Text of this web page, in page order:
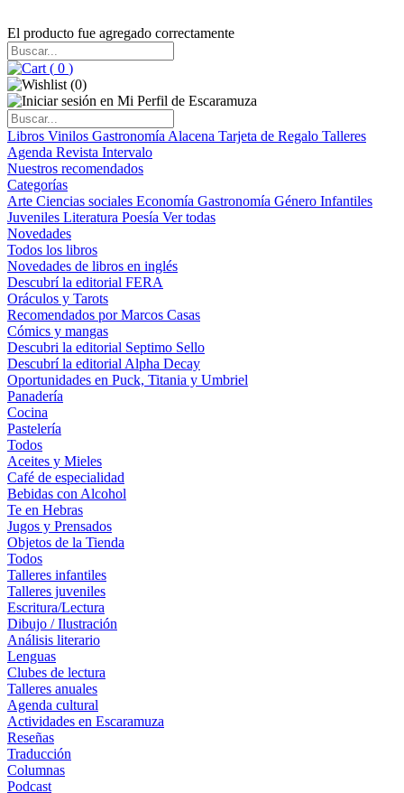
El producto fue agregado correctamente
( 0 )
(0)
Libros Vinilos Gastronomía Alacena Tarjeta de Regalo Talleres
Agenda Revista Intervalo
Nuestros recomendados
Categorías
Arte Ciencias sociales Economía Gastronomía Género Infantiles
Juveniles Literatura Poesía Ver todas
Novedades
Todos los libros
Novedades de libros en inglés
Descubrí la editorial FERA
Oráculos y Tarots
Recomendados por Marcos Casas
Cómics y mangas
Descubri la editorial Septimo Sello
Descubrí la editorial Alpha Decay
Oportunidades en Puck, Titania y Umbriel
Panadería
Cocina
Pastelería
Todos
Aceites y Mieles
Café de especialidad
Bebidas con Alcohol
Te en Hebras
Jugos y Prensados
Objetos de la Tienda
Todos
Talleres infantiles
Talleres juveniles
Escritura/Lectura
Dibujo / Ilustración
Análisis literario
Lenguas
Clubes de lectura
Talleres anuales
Agenda cultural
Actividades en Escaramuza
Reseñas
Traducción
Columnas
Podcast